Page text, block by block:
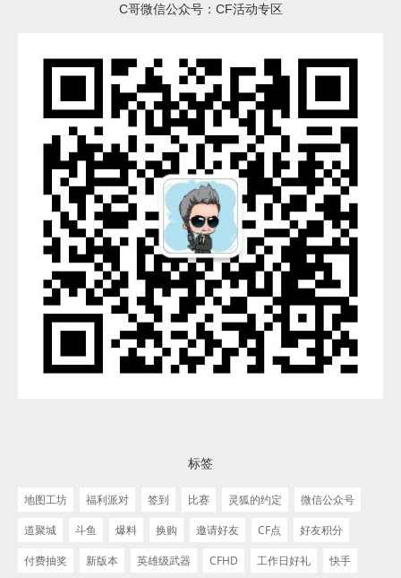
C哥微信公众号：CF活动专区
标签
地图工坊 福利派对 签到 比赛 灵狐的约定
微信公众号
道聚城
斗鱼 爆料 换购 邀请好友 CF点
好友积分
付费抽奖
新版本 英雄级武器 CFHD 工作日好礼 快手